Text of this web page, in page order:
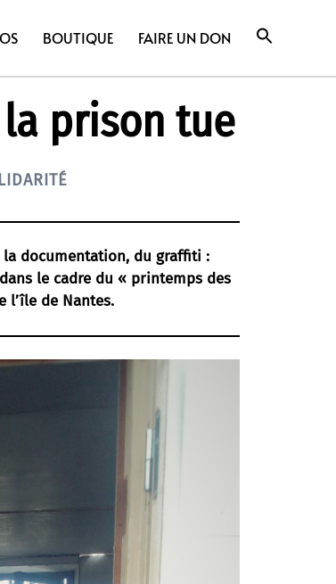
BOUTIQUE FAIRE UN DON
la prison tue
la documentation, du graffiti :
le cadre du « printemps des
l’île de Nantes.